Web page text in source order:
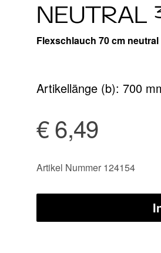
Flexschlauch 70 cm
Artikellänge (b): 700
€ 6,49
Artikel Nummer 124154